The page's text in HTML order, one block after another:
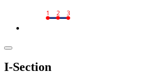
1 2 3
I-Section